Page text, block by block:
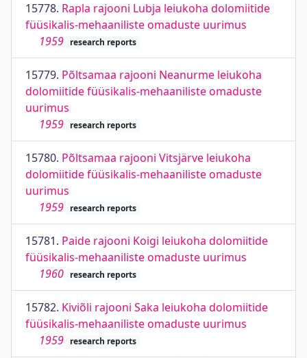
15778. Rapla rajooni Lubja leiukoha dolomiitide
füüsikalis-mehaaniliste omaduste uurimus
1959 research reports
15779. Põltsamaa rajooni Neanurme leiukoha
dolomiitide füüsikalis-mehaaniliste omaduste
uurimus
1959 research reports
15780. Põltsamaa rajooni Vitsjärve leiukoha
dolomiitide füüsikalis-mehaaniliste omaduste
uurimus
1959 research reports
15781. Paide rajooni Koigi leiukoha dolomiitide
füüsikalis-mehaaniliste omaduste uurimus
1960 research reports
15782. Kiviõli rajooni Saka leiukoha dolomiitide
füüsikalis-mehaaniliste omaduste uurimus
1959 research reports